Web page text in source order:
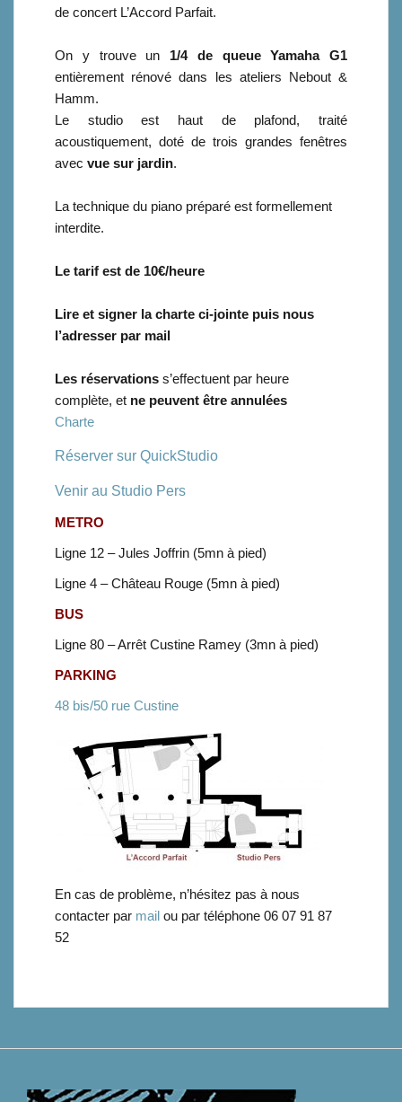
de concert L’Accord Parfait.
On y trouve un 1/4 de queue Yamaha G1
entièrement rénové dans les ateliers Nebout &
Hamm.
Le studio est haut de plafond, traité
acoustiquement, doté de trois grandes fenêtres
avec vue sur jardin.
La technique du piano préparé est formellement
interdite.
Le tarif est de 10€/heure
Lire et signer la charte ci-jointe puis nous
l’adresser par mail
Les réservations s’effectuent par heure
complète, et ne peuvent être annulées
Charte
Réserver sur QuickStudio
Venir au Studio Pers
METRO
Ligne 12 – Jules Joffrin (5mn à pied)
Ligne 4 – Château Rouge (5mn à pied)
BUS
Ligne 80 – Arrêt Custine Ramey (3mn à pied)
PARKING
48 bis/50 rue Custine
En cas de problème, n’hésitez pas à nous
contacter par mail ou par téléphone 06 07 91 87
52